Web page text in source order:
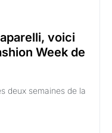
voici
Week de
deux semaines de la